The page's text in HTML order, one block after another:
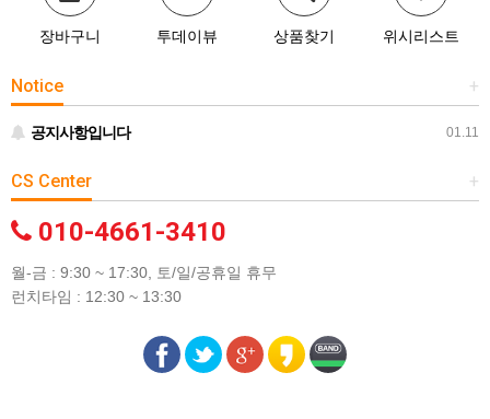
장바구니 투데이뷰 상품찾기 위시리스트
+
Notice
01.11
공지사항입니다
+
CS Center
010-4661-3410
월-금 : 9:30 ~ 17:30, 토/일/공휴일 휴무
런치타임 : 12:30 ~ 13:30